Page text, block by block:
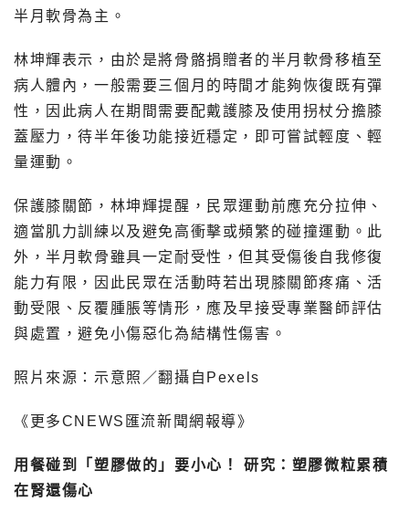
半月軟骨為主。
林坤輝表示，由於是將骨骼捐贈者的半月軟骨移植至
病人體內，一般需要三個月的時間才能夠恢復既有彈
性，因此病人在期間需要配戴護膝及使用拐杖分擔膝
蓋壓力，待半年後功能接近穩定，即可嘗試輕度、輕
量運動。
保護膝關節，林坤輝提醒，民眾運動前應充分拉伸、
適當肌力訓練以及避免高衝擊或頻繁的碰撞運動。此
外，半月軟骨雖具一定耐受性，但其受傷後自我修復
能力有限，因此民眾在活動時若出現膝關節疼痛、活
動受限、反覆腫脹等情形，應及早接受專業醫師評估
與處置，避免小傷惡化為結構性傷害。
照片來源：示意照／翻攝自Pexels
《更多CNEWS匯流新聞網報導》
用餐碰到「塑膠做的」要小心！ 研究：塑膠微粒累積
在腎還傷心